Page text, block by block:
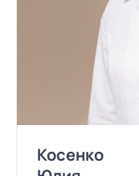
Косенко